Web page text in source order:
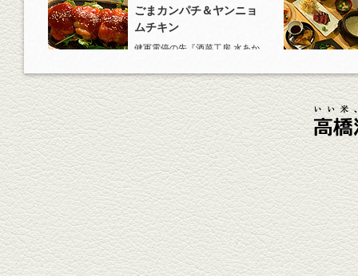
ごまカンパチ＆ヤンニョ
ムチキン
健軍電停の先『酒菜工房 水あか
杯！まずは『ごまカンパチ』を
肴に。
2026年4月3日放送
元祖 鶏焼売＆牛テールの
土鍋めし
健軍電停そば『湯気立つ料理』
が名物の『yuge(ゆげ)』へ。
『白岳』を使った『旨み緑茶
割』で乾杯！
2026年3月13日放送
焼鳥おまかせ８本
健軍自衛隊通り『焼鳥 菖蒲谷』
で最高級の焼鳥を味わう。『銀
しろ...